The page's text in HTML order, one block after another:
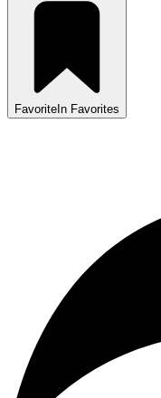
Favorite In Favorites